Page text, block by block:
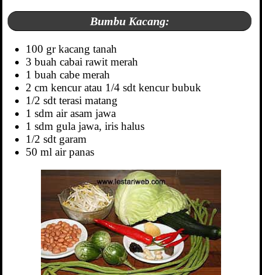
Bumbu Kacang:
100 gr kacang tanah
3 buah cabai rawit merah
1 buah cabe merah
2 cm kencur atau 1/4 sdt kencur bubuk
1/2 sdt terasi matang
1 sdm air asam jawa
1 sdm gula jawa, iris halus
1/2 sdt garam
50 ml air panas